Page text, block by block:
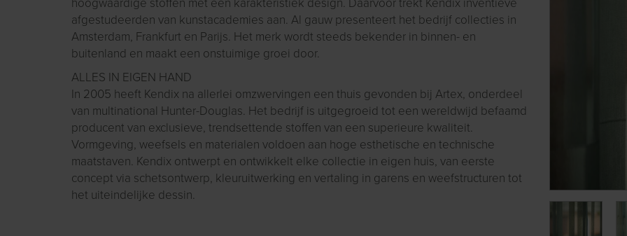
hoogwaardige stoffen met een karakteristiek design. Daarvoor trekt Kendix inventieve
afgestudeerden van kunstacademies aan. Al gauw presenteert het bedrijf collecties in
Amsterdam, Frankfurt en Parijs. Het merk wordt steeds bekender in binnen- en
buitenland en maakt een onstuimige groei door.
ALLES IN EIGEN HAND
In 2005 heeft Kendix na allerlei omzwervingen een thuis gevonden bij Artex, onderdeel
van multinational Hunter-Douglas. Het bedrijf is uitgegroeid tot een wereldwijd befaamd
producent van exclusieve, trendsettende stoffen van een superieure kwaliteit.
Vormgeving, weefsels en materialen voldoen aan hoge esthetische en technische
maatstaven. Kendix ontwerpt en ontwikkelt elke collectie in eigen huis, van eerste
concept via schetsontwerp, kleuruitwerking en vertaling in garens en weefstructuren tot
het uiteindelijke dessin.